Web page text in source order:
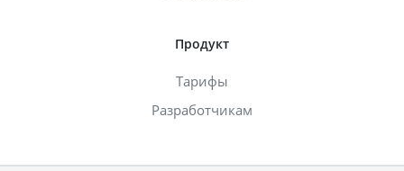
Продукт
Тарифы
Разработчикам